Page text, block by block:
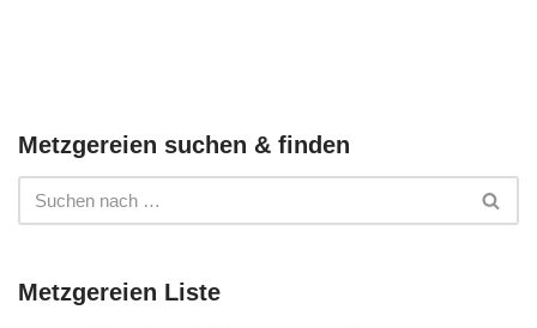
Metzgereien suchen & finden
Metzgereien Liste